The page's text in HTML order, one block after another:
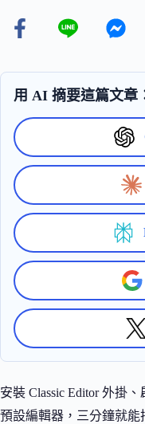
用 AI 摘要這篇文章
安裝 Classic Editor 外掛
預設編輯器，三分鐘就能